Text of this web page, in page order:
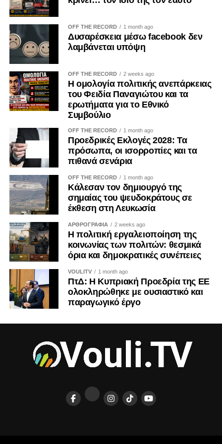
Οι συγκρούσεις συμφερόντων δεν ισοδυναμούν κατ’
ανάγκην με διαφθορά. Όταν, όμως, παραμένουν
αδήλωτες, μπορούν να επηρεάσουν τις οργανωτικές
αποφάσεις και να οδηγήσουν σε μορφές «κατάληψης» της
διαδικασίας λήψης αποφάσεων από επιμέρους
συμφέροντα. Ο ΟΟΣΑ έχει επισημάνει ότι η αδιαφανής
άσκηση επιρροής περιορίζει την ακεραιότητα των θεσμών
και υπονομεύει την εμπιστοσύνη των πολιτών.
Η ψηφιακή επικοινωνία διευρύνει περαιτέρω το πεδίο της
αποσπάσματα και χορηγούμενες αναρτήσεις μπορούν να
αναπαράγουν για μεγάλο χρονικό διάστημα μια
περιορισμένη δράση, δημιουργώντας την εντύπωση
αποδοχής. Ο Κανονισμός (ΕΕ) 2024/900 για τη διαφάνεια
και τη στόχευση της πολιτικής διαφήμισης, ο οποίος
εφαρμόζεται κατά το μεγαλύτερο μέρος του από τις 10
του πολιτικού διαφημιστικού περιεχομένου και
γνωστοποίησης του χρηματοδότη. Μολονότι κάθε
ανάρτηση κοινωνικού φορέα δεν συνιστά πολιτική
κοινωνικό περιεχόμενο χρηματοδοτείται ή
επαναχρησιμοποιείται με σκοπό την εκλογική ή πολιτική
επιρροή.
Δημοκρατικές συνέπειες και
θεσμικές εγγυήσεις
Η πολιτική εργαλειοποίηση διαβρώνει πρωτίστως την
πίσω από κάθε δημόσια πρωτοβουλία υποκρύπτεται
κομματική στρατηγική, η δυσπιστία επεκτείνεται και σε
OFF THE RECORD 1 month ago
Δυσαρέσκεια μέσω facebook δεν
λαμβάνεται υπόψη
OFF THE RECORD 2 weeks ago
Η ομολογία πολιτικής ανεπάρκειας
του Φειδία Παναγιώτου και τα
ερωτήματα για το Εθνικό
Συμβούλιο
OFF THE RECORD 1 month ago
Προεδρικές Εκλογές 2028: Τα
πρόσωπα, οι ισορροπίες και τα
πιθανά σενάρια
OFF THE RECORD 1 month ago
Κάλεσαν τον δημιουργό της
σημαίας του ψευδοκράτους σε
έκθεση στη Λευκωσία
ΑΡΘΡΟΓΡΑΦΙΑ 2 weeks ago
Η πολιτική εργαλειοποίηση της
κοινωνίας των πολιτών: θεσμικά
όρια και δημοκρατικές συνέπειες
VOULITV 1 month ago
ΠτΔ: Η Κυπριακή Προεδρία της ΕΕ
ολοκληρώθηκε με ουσιαστικό και
παραγωγικό έργο